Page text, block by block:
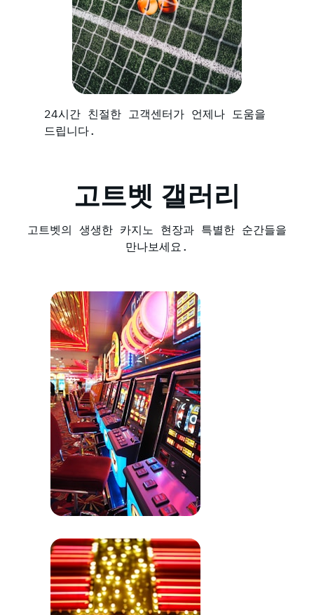
24시간 친절한 고객센터가 언제나 도움을
드립니다.
고트벳 갤러리
고트벳의 생생한 카지노 현장과 특별한 순간들을
만나보세요.